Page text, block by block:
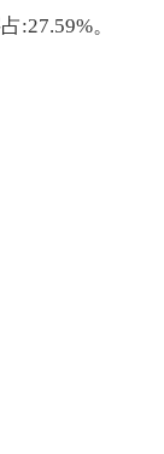
:27.59%。